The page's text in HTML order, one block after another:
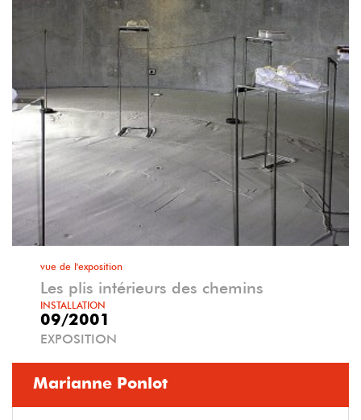
vue de l'exposition
Les plis intérieurs des chemins
INSTALLATION
09/2001
EXPOSITION
Marianne Ponlot